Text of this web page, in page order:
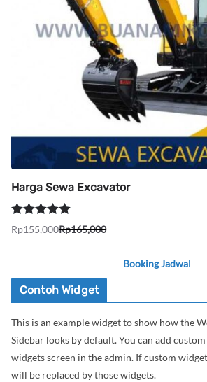
Harga Sewa Excavator
Dinilai5.00Rp165,000
Harga
Rp165,000.
Rp155,000
Harga
adalah:
Rp155,000.
Booking Jadwal
Contoh Widget
This is an example widget to show how the
Sidebar looks by default. You can add
widgets screen in the admin. If custom
will be replaced by those widgets.